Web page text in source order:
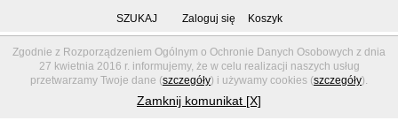
Zgodnie z Rozporządzeniem Ogólnym o Ochronie Danych Osobowych z dnia
27 kwietnia 2016 r. informujemy, że w celu realizacji naszych usług
przetwarzamy Twoje dane (szczegóły) i używamy cookies (szczegóły).
Zamknij komunikat [X]
SZUKAJ Zaloguj się Koszyk